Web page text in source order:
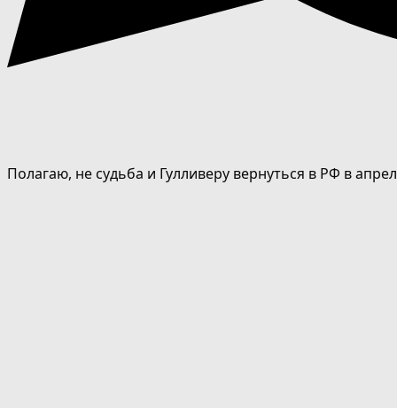
Полагаю, не судьба и Гулливеру вернуться в РФ в